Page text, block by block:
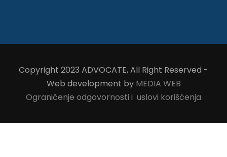
Copyright 2023 ADVOCATE, All Right Reserved -
Web development by MEDIA WEB
Ograničenje odgovornosti i uslovi korišćenja